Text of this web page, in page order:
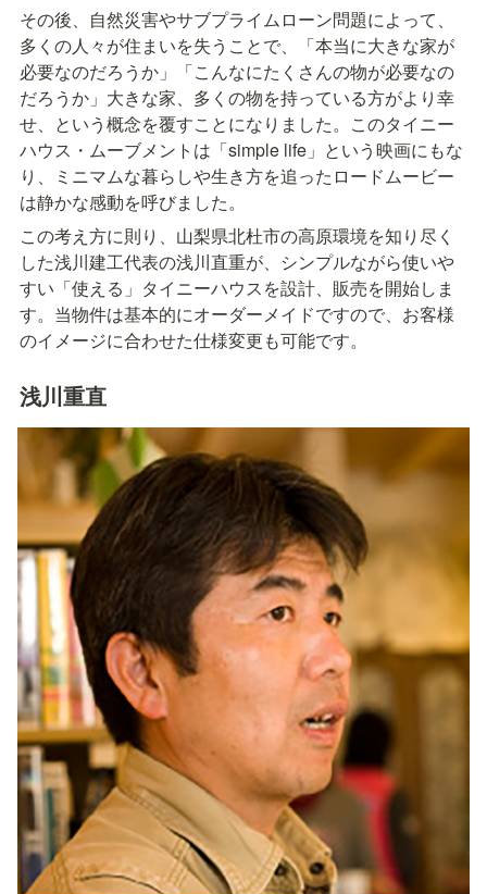
その後、⾃然災害やサブプライムローン問題によって、
多くの⼈々が住まいを失うことで、「本当に⼤きな家が
必要なのだろうか」「こんなにたくさんの物が必要なの
だろうか」⼤きな家、多くの物を持っている⽅がより幸
せ、という概念を覆すことになりました。このタイニー
ハウス・ムーブメントは「simple life」という映画にもな
り、ミニマムな暮らしや⽣き⽅を追ったロードムービー
は静かな感動を呼びました。
この考え⽅に則り、⼭梨県北杜市の⾼原環境を知り尽く
した浅川建⼯代表の浅川直重が、シンプルながら使いや
すい「使える」タイニーハウスを設計、販売を開始しま
す。当物件は基本的にオーダーメイドですので、お客様
のイメージに合わせた仕様変更も可能です。
浅川重直